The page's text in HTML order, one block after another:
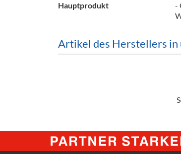
-
Hauptprodukt
Artikel des Herstellers in